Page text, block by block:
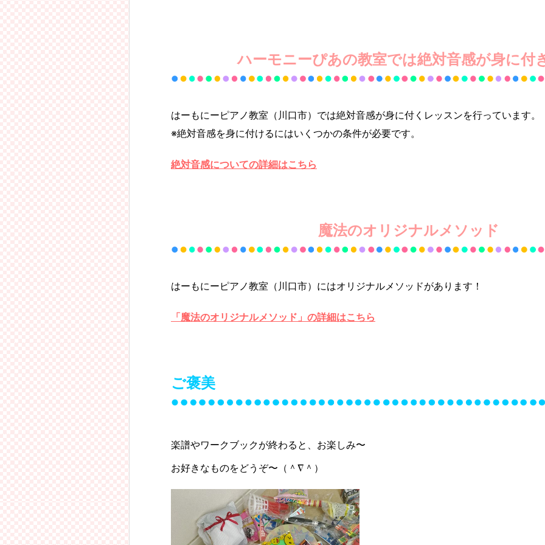
ハーモニーぴあの教室では絶対音感が身に付
はーもにーピアノ教室（川口市）では絶対音感が身に付くレッスンを行っています。
※絶対音感を身に付けるにはいくつかの条件が必要です。
絶対音感についての詳細はこちら
魔法のオリジナルメソッド
はーもにーピアノ教室（川口市）にはオリジナルメソッドがあります！
「魔法のオリジナルメソッド」の詳細はこちら
ご褒美
楽譜やワークブックが終わると、お楽しみ〜
お好きなものをどうぞ〜（＾∇＾）